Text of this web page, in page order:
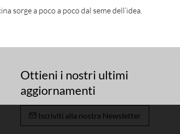
sorge a poco a poco dal seme dell’idea.
Ottieni i nostri ultimi
aggiornamenti
Iscriviti alla nostra Newsletter